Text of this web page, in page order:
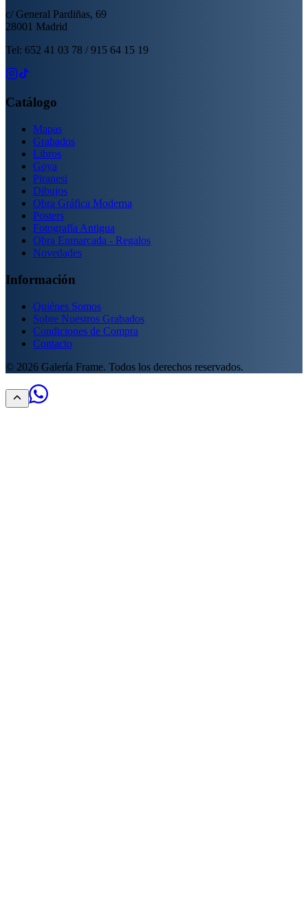
c/ General Pardiñas, 69
28001 Madrid
Tel: 652 41 03 78 / 915 64 15 19
Catálogo
Mapas
Grabados
Libros
Goya
Piranesi
Dibujos
Obra Gráfica Moderna
Posters
Fotografía Antigua
Obra Enmarcada - Regalos
Novedades
Información
Quiénes Somos
Sobre Nuestros Grabados
Condiciones de Compra
Contacto
© 2026 Galería Frame. Todos los derechos reservados.